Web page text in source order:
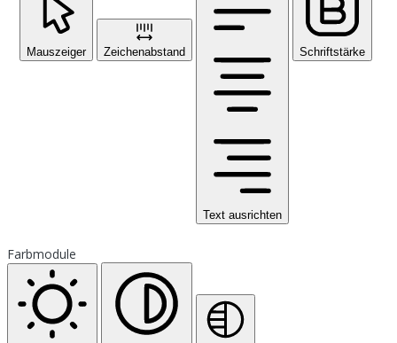
Mauszeiger Zeichenabstand
Text ausrichten
Schriftstärke
Farbmodule